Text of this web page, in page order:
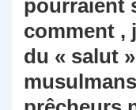
pourraient
comment ,
du « salut